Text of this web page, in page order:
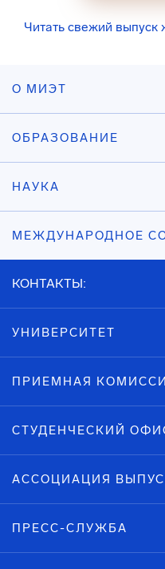
Читать свежий
О МИЭТ
ОБРАЗОВАНИЕ
НАУКА
МЕЖДУНАРОДНОЕ
КОНТАКТЫ:
УНИВЕРСИТЕТ
ПРИЕМНАЯ
СТУДЕНЧЕСКИЙ
АССОЦИАЦИЯ
ПРЕСС-СЛУЖБА